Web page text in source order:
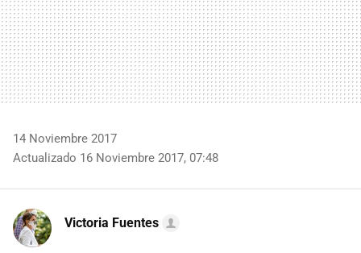
14 Noviembre 2017
Actualizado 16 Noviembre 2017, 07:48
Victoria Fuentes